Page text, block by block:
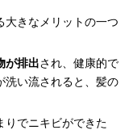
大きなメリットの一つ
が排出され、健康的で
洗い流されると、髪の
りでニキビができた